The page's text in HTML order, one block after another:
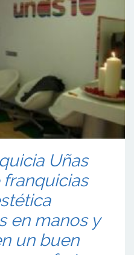
Uñas
franquicias
en manos y
un buen